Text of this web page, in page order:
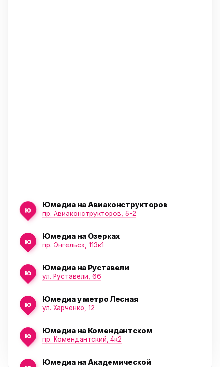
ю
Юмедиа на Авиаконструкторов
пр. Авиаконструкторов, 5-2
ю
Юмедиа на Озерках
пр. Энгельса, 113к1
ю
Юмедиа на Руставели
ул. Руставели, 66
ю
Юмедиа у метро Лесная
ул. Харченко, 12
ю
Юмедиа на Комендантском
пр. Комендантский, 4к2
Юмедиа на Академической